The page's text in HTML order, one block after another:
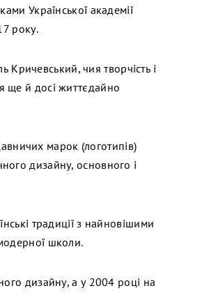
Української академії
року.
Кричевський, чия творчість і
ще й досі життєдайно
марок (логотипів)
дизайну, основного і
традиції з найновішими
школи.
дизайну, а у 2004 році на